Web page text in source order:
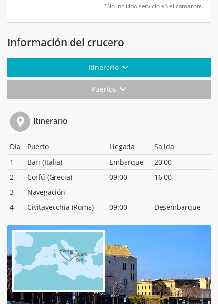
*No incluido servicio en el camarote.
Información del crucero
Itinerario
Puertos
Itinerario
Día Puerto Llegada
Salida
1
Bari (Italia) Embarque
20:00
2
Corfú (Grecia) 09:00
16:00
3
Navegación -
-
4
Civitavecchia (Roma) 09:00 Desembarque